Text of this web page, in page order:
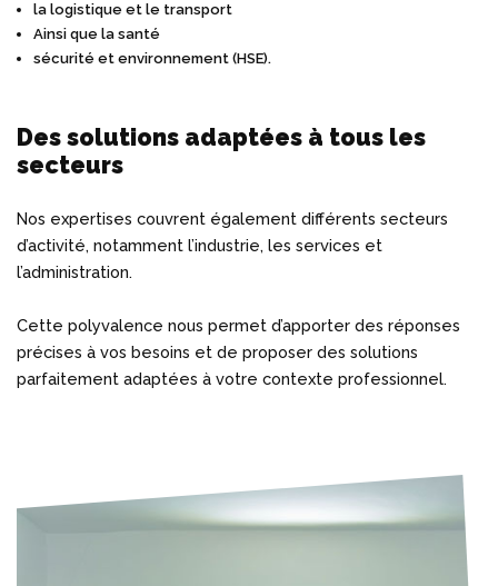
la logistique et le transport
Ainsi que la santé
sécurité et environnement (HSE).
Des solutions adaptées à tous les
secteurs
Nos expertises couvrent également différents secteurs
d’activité, notamment l’industrie, les services et
l’administration.
Cette polyvalence nous permet d’apporter des réponses
précises à vos besoins et de proposer des solutions
parfaitement adaptées à votre contexte professionnel.